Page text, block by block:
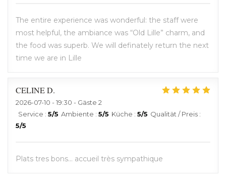
The entire experience was wonderful: the staff were
most helpful, the ambiance was “Old Lille” charm, and
the food was superb. We will definately return the next
time we are in Lille
CELINED
2026-07-10 - 19:30 - Gäste 2
Service : 5/5 Ambiente : 5/5 Küche : 5/5 Qualität / Preis :
5/5
Plats tres bons... accueil très sympathique